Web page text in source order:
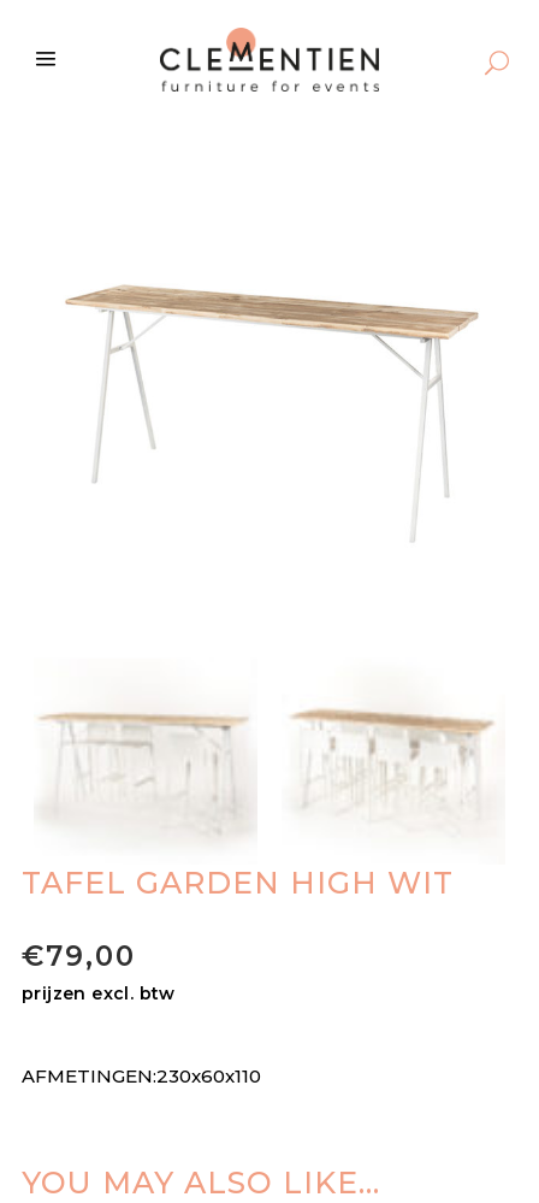
TAFEL GARDEN HIGH WIT
€79,00
prijzen excl. btw
AFMETINGEN:230x60x110
YOU MAY ALSO LIKE…